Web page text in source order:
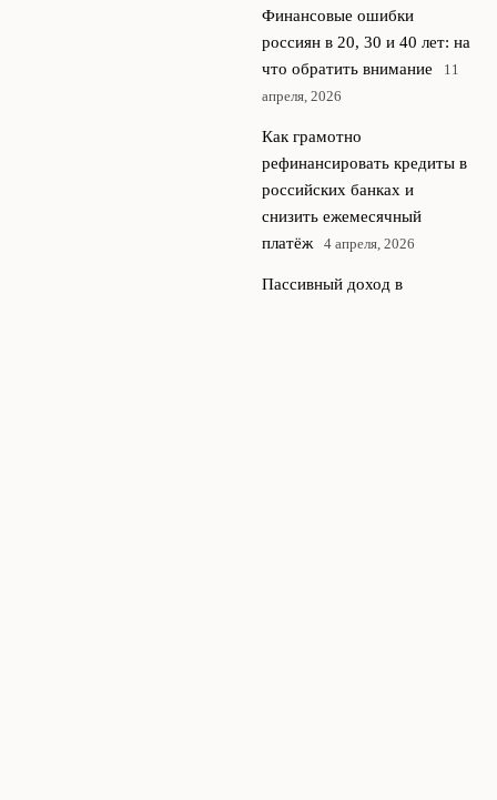
Финансовые ошибки
россиян в 20, 30 и 40 лет: на
что обратить внимание
11
апреля, 2026
Как грамотно
рефинансировать кредиты в
российских банках и
снизить ежемесячный
платёж
4 апреля, 2026
Пассивный доход в